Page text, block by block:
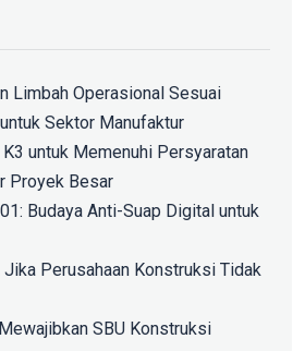
Limbah Operasional Sesuai
Sektor Manufaktur
untuk Memenuhi Persyaratan
Proyek Besar
Budaya Anti-Suap Digital untuk
Jika Perusahaan Konstruksi Tidak
SBU Konstruksi